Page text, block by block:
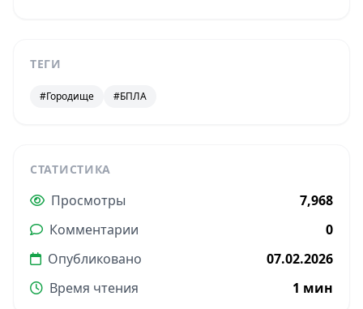
ТЕГИ
#Городище #БПЛА
СТАТИСТИКА
Просмотры
7,968
Комментарии
0
Опубликовано
07.02.2026
Время чтения
1 мин